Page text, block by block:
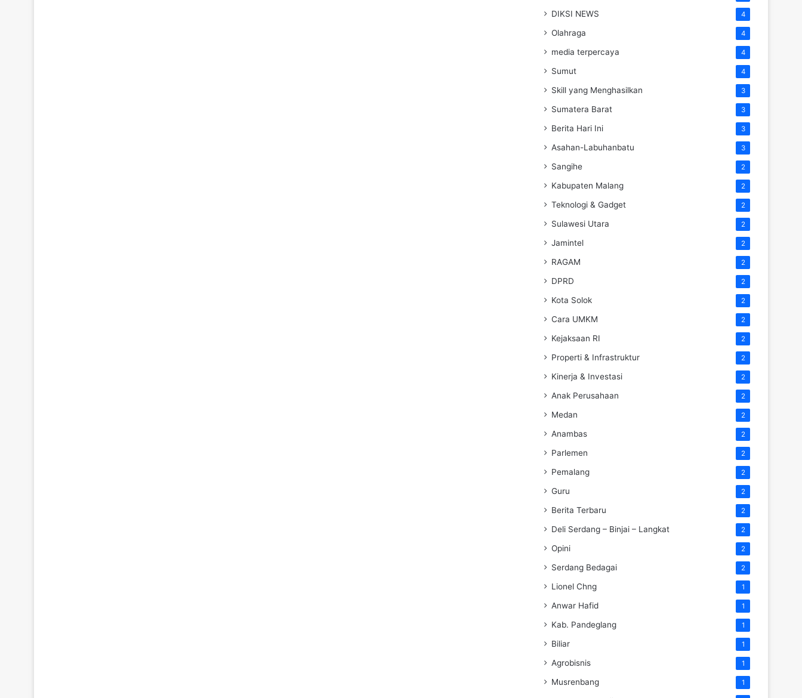
DIKSI NEWS 4
Olahraga 4
media terpercaya 4
Sumut 4
Skill yang Menghasilkan 3
Sumatera Barat 3
Berita Hari Ini 3
Asahan-Labuhanbatu 3
Sangihe 2
Kabupaten Malang 2
Teknologi & Gadget 2
Sulawesi Utara 2
Jamintel 2
RAGAM 2
DPRD 2
Kota Solok 2
Cara UMKM 2
Kejaksaan RI 2
Properti & Infrastruktur 2
Kinerja & Investasi 2
Anak Perusahaan 2
Medan 2
Anambas 2
Parlemen 2
Pemalang 2
Guru 2
Berita Terbaru 2
Deli Serdang – Binjai – Langkat 2
Opini 2
Serdang Bedagai 2
Lionel Chng 1
Anwar Hafid 1
Kab. Pandeglang 1
Biliar 1
Agrobisnis 1
Musrenbang 1